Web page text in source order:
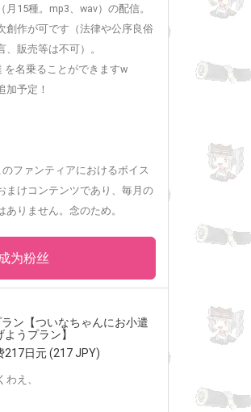
月15種。mp3、wav）の配信。
作が可です（法律や公序良俗
販売等は不可）。
を名乗ることができますw
加予定！
ファンティアにおけるボイス
まけコンテンツであり、毎月の
りません。念のため。
成为粉丝
ン【ついなちゃんにお小遣
うプラン】
217日元 (217 JPY)
え、